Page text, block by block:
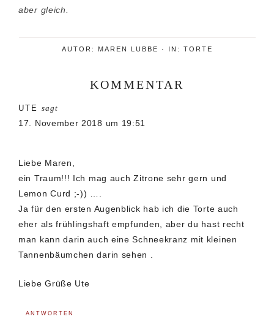
aber gleich.
AUTOR: MAREN LUBBE · IN: TORTE
Interaktionen
KOMMENTAR
UTE sagt
17. November 2018 um 19:51
Liebe Maren,
ein Traum!!! Ich mag auch Zitrone sehr gern und
Lemon Curd ;-)) ….
Ja für den ersten Augenblick hab ich die Torte auch
eher als frühlingshaft empfunden, aber du hast recht
man kann darin auch eine Schneekranz mit kleinen
Tannenbäumchen darin sehen .
Liebe Grüße Ute
ANTWORTEN